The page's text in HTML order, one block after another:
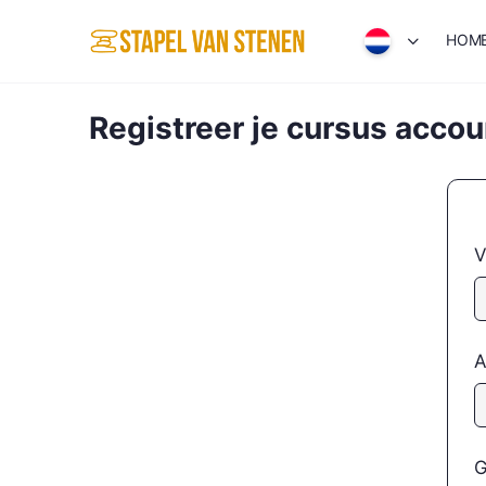
Registreer je cursus